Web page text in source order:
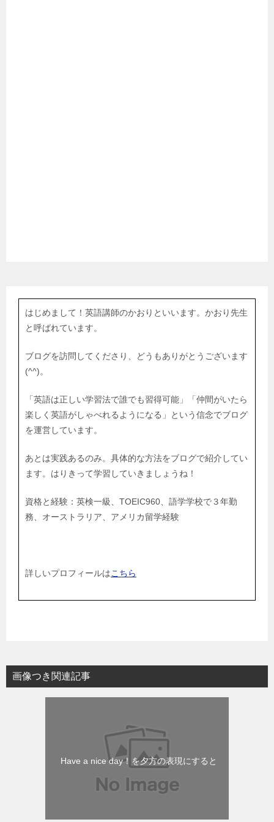
はじめまして！英語講師のかおりといいます。かおり先生
と呼ばれています。
ブログを訪問してくださり、どうもありがとうございます
(^^)。
「英語は正しい学習法で誰でも習得可能」「仲間がいたら
楽しく英語がしゃべれるようになる」という信念でブログ
を運営しています。
あとは実践あるのみ。具体的な方法をブログで紹介してい
ます。はりきって学習していきましょうね！
資格と経験：英検一級、TOEIC960、語学学校で３年勤
務、オーストラリア、アメリカ留学経験
詳しいプロフィールはこちら
画像つき関連記事
Have a nice day！を夕方の表現にすると